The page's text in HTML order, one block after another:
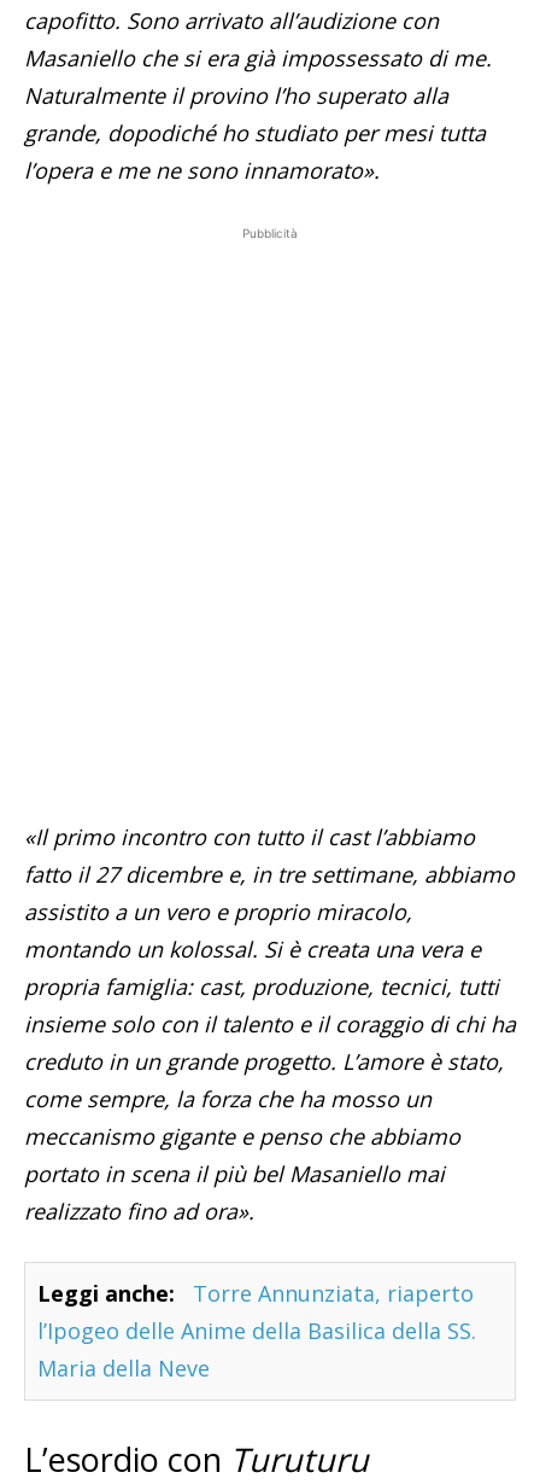
capofitto. Sono arrivato all’audizione con
Masaniello che si era già impossessato di me.
Naturalmente il provino l’ho superato alla
grande, dopodiché ho studiato per mesi tutta
l’opera e me ne sono innamorato».
Pubblicità
«Il primo incontro con tutto il cast l’abbiamo
fatto il 27 dicembre e, in tre settimane, abbiamo
assistito a un vero e proprio miracolo,
montando un kolossal. Si è creata una vera e
propria famiglia: cast, produzione, tecnici, tutti
insieme solo con il talento e il coraggio di chi ha
creduto in un grande progetto. L’amore è stato,
come sempre, la forza che ha mosso un
meccanismo gigante e penso che abbiamo
portato in scena il più bel Masaniello mai
realizzato fino ad ora».
Leggi anche:
Torre Annunziata, riaperto
l’Ipogeo delle Anime della Basilica della SS.
Maria della Neve
L’esordio con Turuturu